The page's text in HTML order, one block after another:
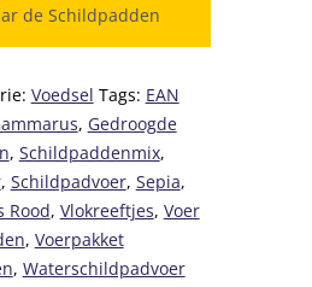
de Schildpadden
Voedsel Tags: EAN
, Gedroogde
, Schildpaddenmix,
, Schildpadvoer, Sepia,
Rood, Vlokreeftjes, Voer
, Voerpakket
, Waterschildpadvoer